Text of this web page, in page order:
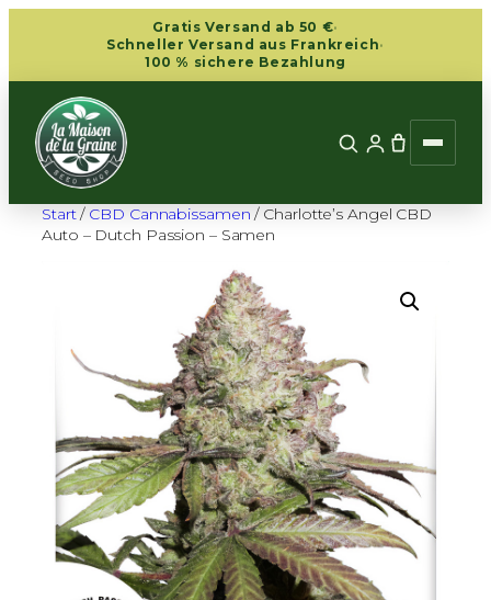
springen
Gratis Versand ab 50 €·
Schneller Versand aus Frankreich·
100 % sichere Bezahlung
Start/ CBD Cannabissamen / Charlotte’s Angel CBD
Auto – Dutch Passion – Samen